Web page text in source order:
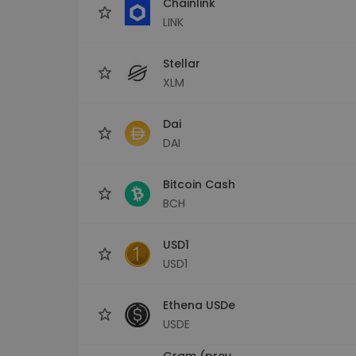
LINK
Stellar
XLM
Dai
DAI
Bitcoin Cash
BCH
USD1
USD1
Ethena USDe
USDE